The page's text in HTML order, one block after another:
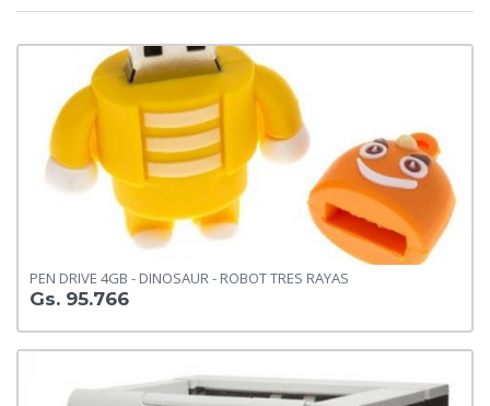
PEN DRIVE 4GB - DINOSAUR - ROBOT TRES RAYAS
Gs. 95.766